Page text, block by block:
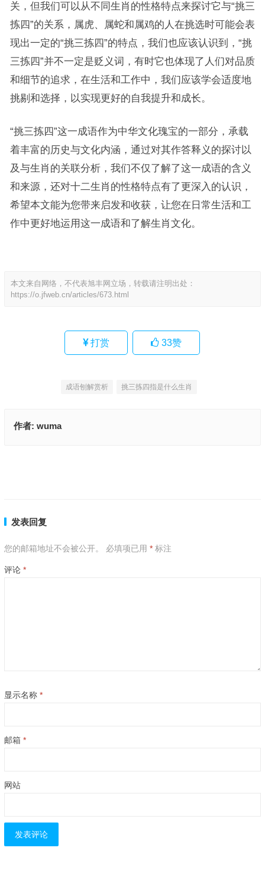
关，但我们可以从不同生肖的性格特点来探讨它与“挑三
拣四”的关系，属虎、属蛇和属鸡的人在挑选时可能会表
现出一定的“挑三拣四”的特点，我们也应该认识到，“挑
三拣四”并不一定是贬义词，有时它也体现了人们对品质
和细节的追求，在生活和工作中，我们应该学会适度地
挑剔和选择，以实现更好的自我提升和成长。
“挑三拣四”这一成语作为中华文化瑰宝的一部分，承载
着丰富的历史与文化内涵，通过对其作答释义的探讨以
及与生肖的关联分析，我们不仅了解了这一成语的含义
和来源，还对十二生肖的性格特点有了更深入的认识，
希望本文能为您带来启发和收获，让您在日常生活和工
作中更好地运用这一成语和了解生肖文化。
本文来自网络，不代表旭丰网立场，转载请注明出处：
https://o.jfweb.cn/articles/673.html
打赏 33赞
成语刨解赏析 挑三拣四指是什么生肖
作者: wuma
发表回复
您的邮箱地址不会被公开。 必填项已用 *标注
评论 *
显示名称 *
邮箱 *
网站